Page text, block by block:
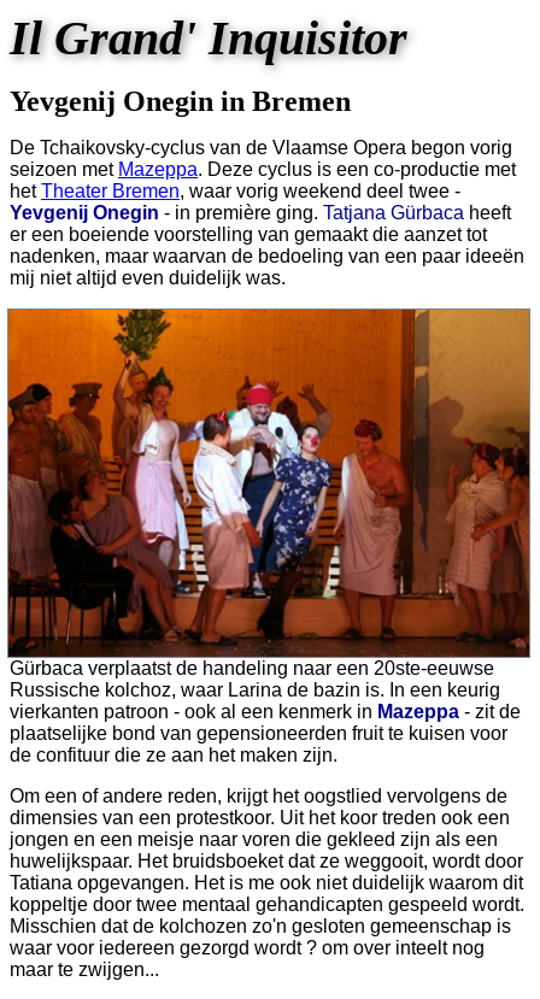
Il Grand' Inquisitor
Yevgenij Onegin in Bremen
De Tchaikovsky-cyclus van de Vlaamse Opera begon vorig
seizoen met Mazeppa. Deze cyclus is een co-productie met
hetTheater Bremen, waar vorig weekend deel twee -
Yevgenij Onegin - in première ging. Tatjana Gürbaca heeft
er een boeiende voorstelling van gemaakt die aanzet tot
nadenken, maar waarvan de bedoeling van een paar ideeën
mij niet altijd even duidelijk was.
Gürbaca verplaatst de handeling naar een 20ste-eeuwse
Russische kolchoz, waar Larina de bazin is. In een keurig
vierkanten patroon - ook al een kenmerk in Mazeppa - zit de
plaatselijke bond van gepensioneerden fruit te kuisen voor
de confituur die ze aan het maken zijn.
Om een of andere reden, krijgt het oogstlied vervolgens de
dimensies van een protestkoor. Uit het koor treden ook een
jongen en een meisje naar voren die gekleed zijn als een
huwelijkspaar. Het bruidsboeket dat ze weggooit, wordt door
Tatiana opgevangen. Het is me ook niet duidelijk waarom dit
koppeltje door twee mentaal gehandicapten gespeeld wordt.
Misschien dat de kolchozen zo'n gesloten gemeenschap is
waar voor iedereen gezorgd wordt ? om over inteelt nog
maar te zwijgen...